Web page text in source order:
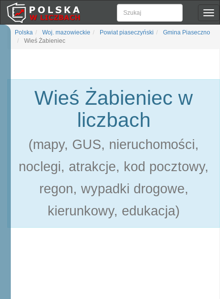
Polska Woj. mazowieckie Powiat piaseczyński
Gmina Piaseczno
Wieś Żabieniec
Wieś Żabieniec w
liczbach
(mapy, GUS, nieruchomości,
noclegi, atrakcje, kod pocztowy,
regon, wypadki drogowe,
kierunkowy, edukacja)